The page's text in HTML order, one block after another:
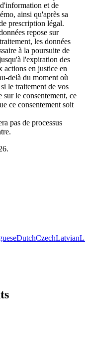
et de
ainsi qu'après sa
prescription légal.
repose sur
les données
à la poursuite de
l'expiration des
actions en justice en
delà du moment où
le traitement de vos
sur le consentement, ce
ce consentement soit
pas de processus
DutchCzechLatvian